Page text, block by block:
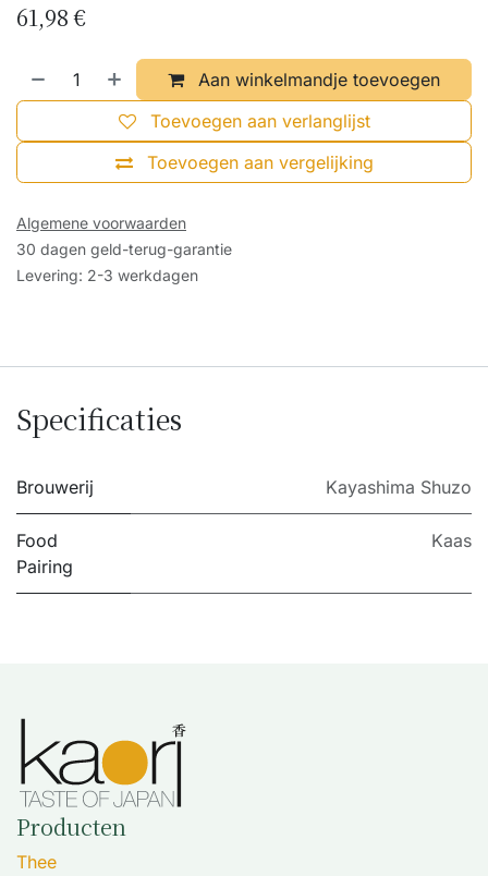
61,98€
Aan winkelmandje toevoegen
Toevoegen aan vergelijking
Toevoegen aan verlanglijst
Algemene voorwaarden
30 dagen geld-terug-garantie
Levering: 2-3 werkdagen
Specificaties
Brouwerij Kayashima Shuzo
Food
Pairing
Kaas
Producten
Thee